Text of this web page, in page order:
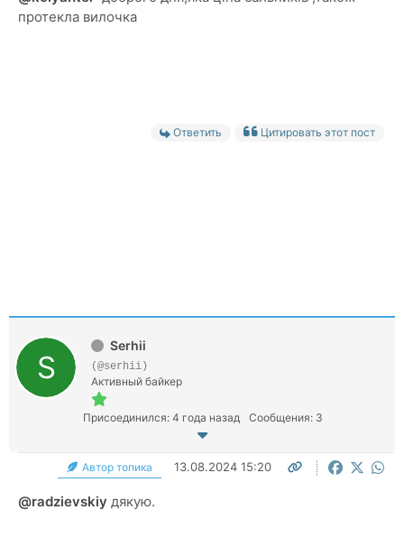
протекла вилочка
Ответить Цитировать этот пост
Serhii
(@serhii)
Активный байкер
Присоединился: 4 года назад Сообщения: 3
Автор топика 13.08.2024 15:20
@radzievskiy дякую.